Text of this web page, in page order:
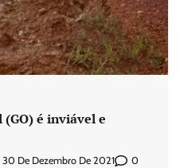
é inviável e
30 De Dezembro De 2021 0